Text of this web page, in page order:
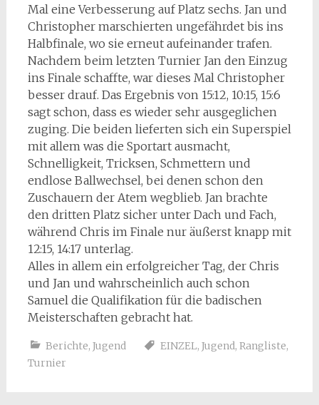
Mal eine Verbesserung auf Platz sechs. Jan und
Christopher marschierten ungefährdet bis ins
Halbfinale, wo sie erneut aufeinander trafen.
Nachdem beim letzten Turnier Jan den Einzug
ins Finale schaffte, war dieses Mal Christopher
besser drauf. Das Ergebnis von 15:12, 10:15, 15:6
sagt schon, dass es wieder sehr ausgeglichen
zuging. Die beiden lieferten sich ein Superspiel
mit allem was die Sportart ausmacht,
Schnelligkeit, Tricksen, Schmettern und
endlose Ballwechsel, bei denen schon den
Zuschauern der Atem wegblieb. Jan brachte
den dritten Platz sicher unter Dach und Fach,
während Chris im Finale nur äußerst knapp mit
12:15, 14:17 unterlag.
Alles in allem ein erfolgreicher Tag, der Chris
und Jan und wahrscheinlich auch schon
Samuel die Qualifikation für die badischen
Meisterschaften gebracht hat.
Berichte, Jugend EINZEL, Jugend, Rangliste,
Turnier